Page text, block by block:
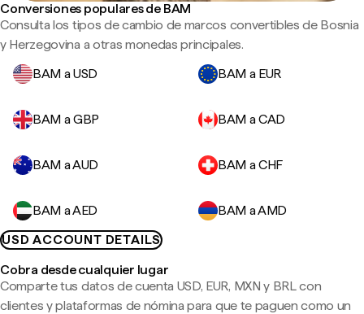
Conversiones populares de BAM
Consulta los tipos de cambio de marcos convertibles de Bosnia
y Herzegovina a otras monedas principales.
BAM a USD
BAM a EUR
BAM a GBP BAM a CAD
BAM a AUD BAM a CHF
BAM a AED
BAM a AMD
USD ACCOUNT DETAILS
Cobra desde cualquier lugar
Comparte tus datos de cuenta USD, EUR, MXN y BRL con
clientes y plataformas de nómina para que te paguen como un